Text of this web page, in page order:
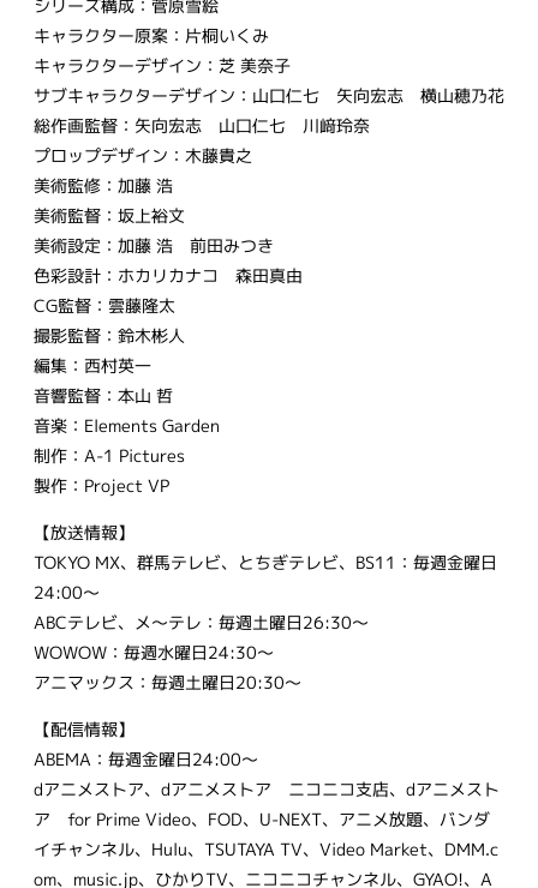
シリーズ構成：菅原雪絵
キャラクター原案：片桐いくみ
キャラクターデザイン：芝 美奈子
サブキャラクターデザイン：山口仁七 矢向宏志 横山穂乃花
総作画監督：矢向宏志 山口仁七 川﨑玲奈
プロップデザイン：木藤貴之
美術監修：加藤 浩
美術監督：坂上裕文
美術設定：加藤 浩 前田みつき
色彩設計：ホカリカナコ 森田真由
CG監督：雲藤隆太
撮影監督：鈴木彬人
編集：西村英一
音響監督：本山 哲
音楽：Elements Garden
制作：A-1 Pictures
製作：Project VP
【放送情報】
TOKYO MX、群馬テレビ、とちぎテレビ、BS11：毎週金曜日
24:00～
ABCテレビ、メ～テレ：毎週土曜日26:30～
WOWOW：毎週水曜日24:30～
アニマックス：毎週土曜日20:30～
【配信情報】
ABEMA：毎週金曜日24:00～
dアニメストア、dアニメストア ニコニコ支店、dアニメスト
ア for Prime Video、FOD、U-NEXT、アニメ放題、バンダ
イチャンネル、Hulu、TSUTAYA TV、Video Market、DMM.c
om、music.jp、ひかりTV、ニコニコチャンネル、GYAO!、A